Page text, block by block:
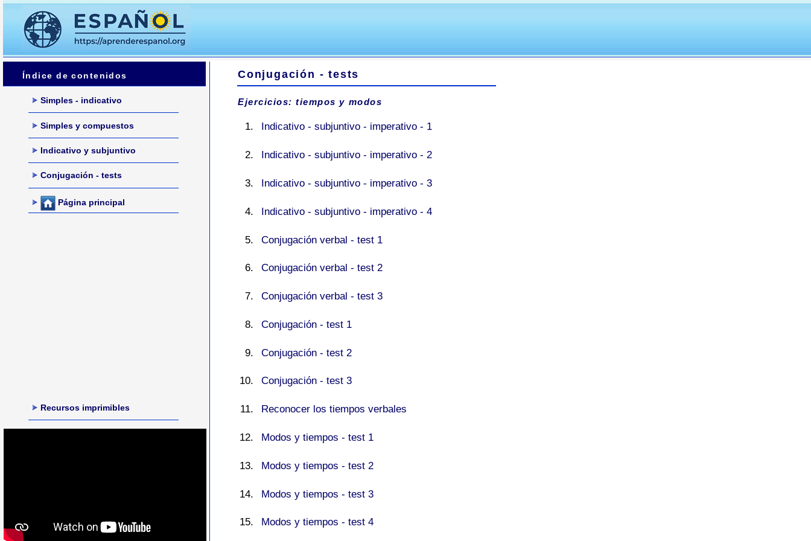
Índice de contenidos
Simples - indicativo
Simples y compuestos
Indicativo y subjuntivo
Conjugación - tests
Página principal
Recursos imprimibles
Conjugación - tests
Ejercicios: tiempos y modos
Indicativo - subjuntivo - imperativo - 1
Indicativo - subjuntivo - imperativo - 2
Indicativo - subjuntivo - imperativo - 3
Indicativo - subjuntivo - imperativo - 4
Conjugación verbal - test 1
Conjugación verbal - test 2
Conjugación verbal - test 3
Conjugación - test 1
Conjugación - test 2
Conjugación - test 3
Reconocer los tiempos verbales
Modos y tiempos - test 1
Modos y tiempos - test 2
Modos y tiempos - test 3
Modos y tiempos - test 4